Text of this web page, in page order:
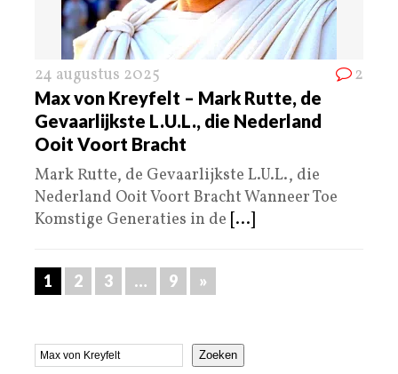
24 augustus 2025 2
Max von Kreyfelt – Mark Rutte, de
Gevaarlijkste L.U.L., die Nederland
Ooit Voort Bracht
Mark Rutte, de Gevaarlijkste L.U.L., die
Nederland Ooit Voort Bracht Wanneer Toe
Komstige Generaties in de [...]
1 2 3 … 9 »
Zoeken